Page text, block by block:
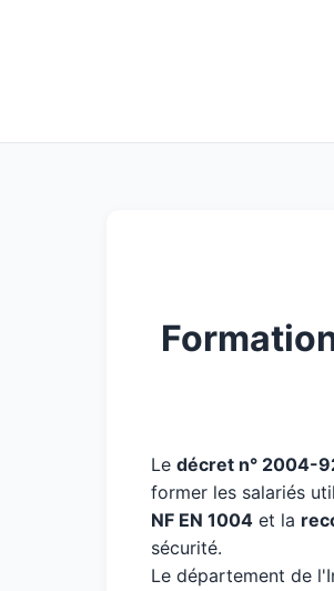
Le décret n° 2004-
former les salariés
NF EN 1004 et la
sécurité.
Le département de